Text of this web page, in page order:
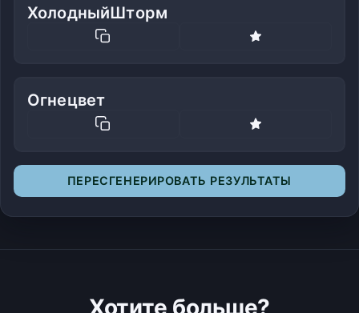
ХолодныйШторм
Огнецвет
ПЕРЕСГЕНЕРИРОВАТЬ РЕЗУЛЬТАТЫ
Хотите больше?